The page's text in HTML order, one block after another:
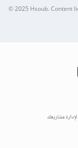
© 2025Hsoub.Content